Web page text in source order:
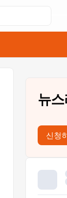
뉴
신청